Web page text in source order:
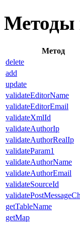
Методы
Метод
delete
add
update
validateEditorName
validateEditorEmail
validateXmlId
validateAuthorIp
validateAuthorRealIp
validateParam1
validateAuthorName
validateAuthorEmail
validateSourceId
getTableName
getMap